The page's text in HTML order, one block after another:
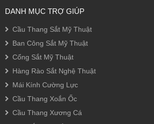
DANH MỤC TRỢ GIÚP
Cầu Thang Sắt Mỹ Thuật
Ban Công Sắt Mỹ Thuật
Cổng Sắt Mỹ Thuật
Hàng Rào Sắt Nghệ Thuật
Mái Kính Cường Lực
Cầu Thang Xoắn Ốc
Cầu Thang Xương Cá